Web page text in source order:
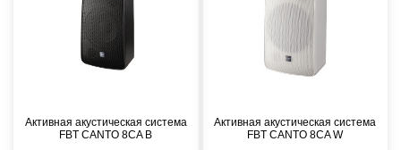
Активная акустическая система
FBT CANTO 8CA B
Активная акустическая система
FBT CANTO 8CA W